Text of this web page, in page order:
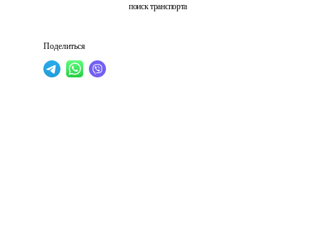
поиск транспорта
Поделиться